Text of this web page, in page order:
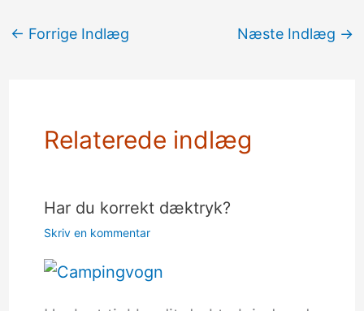
← Forrige Indlæg Næste Indlæg →
Relaterede indlæg
Har du korrekt dæktryk?
Skriv en kommentar